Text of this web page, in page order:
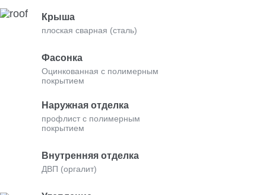
Крыша
плоская сварная (сталь)
Фасонка
Оцинкованная с полимерным
покрытием
Наружная отделка
профлист с полимерным
покрытием
Внутренняя отделка
ДВП (оргалит)